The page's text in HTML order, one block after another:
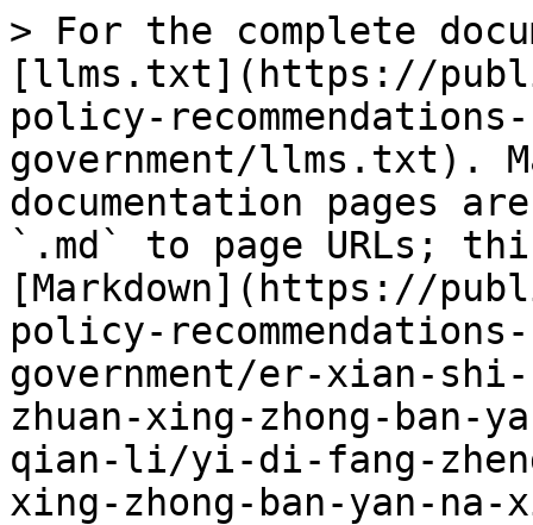
> For the complete
[llms.txt](https://
policy-
government/llms.txt).
documentation pages
`.md` to page URLs;
[Markdown](https://
policy-
government/er-xian-
zhuan-xing-zhong-ban-
qian-li/yi-di-fang-
xing-zhong-ban-yan-